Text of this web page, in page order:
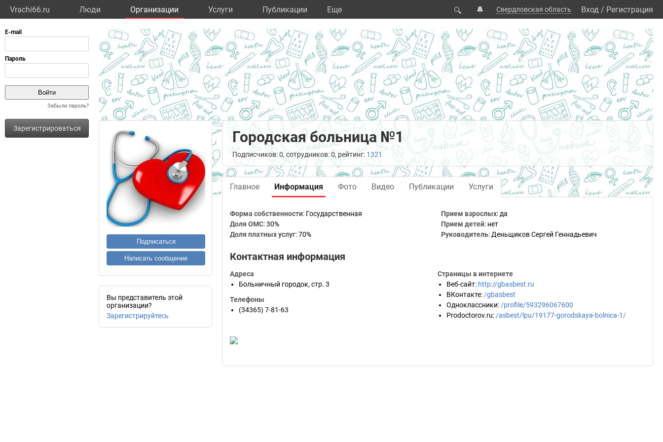
Vrachi66.ru Люди Организации Услуги Публикации Eще 🔍 🔔 Свердловская область Вход / Регистрация
Забыли пароль?
Зарегистрироваться
Подписаться
Написать сообщение
Вы представитель этой
организации?
Зарегистрируйтесь
Городская больница №1
Подписчиков: 0, сотрудников: 0, рейтинг: 1321
Главное Информация Фото Видео Публикации Услуги
Форма собственности: Государственная
Доля ОМС:30%
Доля платных услуг:70%
Прием взрослых: да
Прием детей: нет
Руководитель: Деньщиков Сергей Геннадьевич
Контактная информация
Адреса
Больничный городок, стр. 3
Телефоны
(34365) 7-81-63
Страницы в интернете
Веб-сайт: http://gbasbest.ru
ВКонтакте: /gbasbest
Одноклассники: /profile/593296067600
Prodoctorov.ru: /asbest/lpu/19177-gorodskaya-bolnica-1/